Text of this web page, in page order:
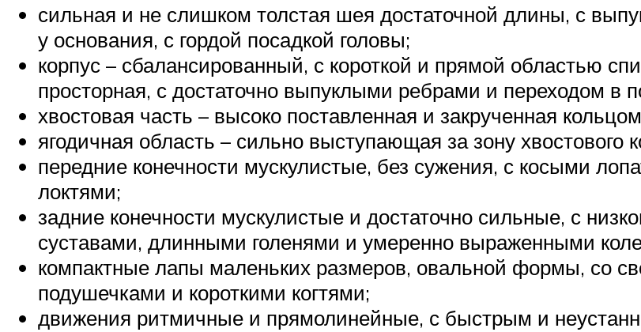
сильная и не слишком толстая шея достаточной длины, с
у основания, с гордой посадкой головы;
корпус – сбалансированный, с короткой и прямой областью
просторная, с достаточно выпуклыми ребрами и переходом в
хвостовая часть – высоко поставленная и закрученная
ягодичная область – сильно выступающая за зону хвостового
передние конечности мускулистые, без сужения, с косыми
локтями;
задние конечности мускулистые и достаточно сильные, с
суставами, длинными голенями и умеренно выраженными
компактные лапы маленьких размеров, овальной формы, со
подушечками и короткими когтями;
движения ритмичные и прямолинейные, с быстрым и